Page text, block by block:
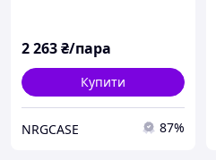
2 263₴/пара
Купити
NRGCASE 87%